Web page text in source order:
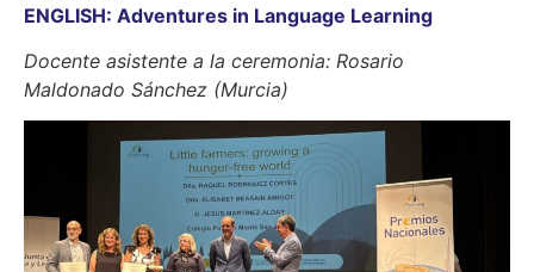
ENGLISH: Adventures in Language Learning
Docente asistente a la ceremonia: Rosario
Maldonado Sánchez (Murcia)